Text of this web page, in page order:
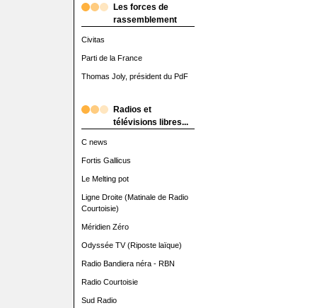
Les forces de
rassemblement
Civitas
Parti de la France
Thomas Joly, président du PdF
Radios et
télévisions libres...
C news
Fortis Gallicus
Le Melting pot
Ligne Droite (Matinale de Radio
Courtoisie)
Méridien Zéro
Odyssée TV (Riposte laïque)
Radio Bandiera néra - RBN
Radio Courtoisie
Sud Radio